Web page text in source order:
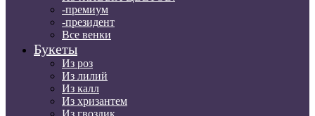
-премиум
-президент
Все венки
Букеты
Из роз
Из лилий
Из калл
Из хризантем
Из гвоздик